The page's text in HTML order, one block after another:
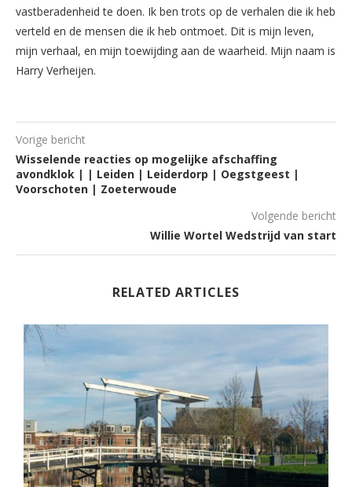
vastberadenheid te doen. Ik ben trots op de verhalen die ik heb
verteld en de mensen die ik heb ontmoet. Dit is mijn leven,
mijn verhaal, en mijn toewijding aan de waarheid. Mijn naam is
Harry Verheijen.
Vorige bericht
Wisselende reacties op mogelijke afschaffing
avondklok | | Leiden | Leiderdorp | Oegstgeest |
Voorschoten | Zoeterwoude
Volgende bericht
Willie Wortel Wedstrijd van start
RELATED ARTICLES